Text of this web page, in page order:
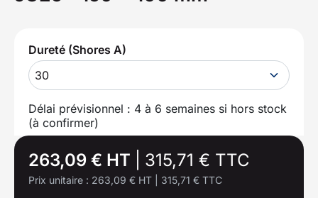
Dureté (Shores A)
30
Délai prévisionnel : 4 à 6 semaines si hors stock
(à confirmer)
263,09 € HT 315,71 € TTC
Prix unitaire : 263,09 € HT 315,71 € TTC